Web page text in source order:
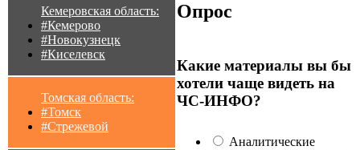
Кемеровская область:
#Кемерово
#Новокузнецк
#Киселевск
Томская область:
#Томск
#Стрежевой
Опрос
Какие материалы вы бы
хотели чаще видеть на
ЧС-ИНФО?
Аналитические